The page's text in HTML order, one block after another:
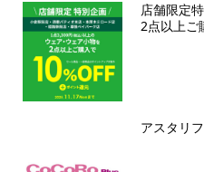
店舗限定
2点以上ご
アスタリ